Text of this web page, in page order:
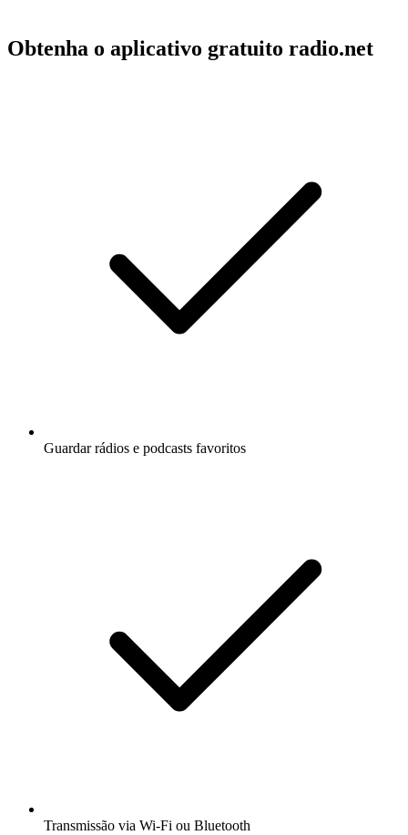
Obtenha o aplicativo gratuito radio.net
Guardar rádios e podcasts favoritos
Transmissão via Wi-Fi ou Bluetooth